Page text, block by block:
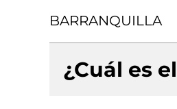
BARRANQUILLA
¿Cuál es